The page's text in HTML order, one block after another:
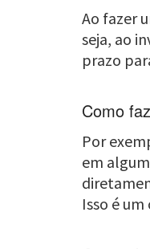
Ao fazer
seja, ao
prazo
Como
Por
em
Isso é